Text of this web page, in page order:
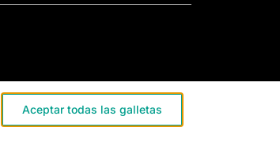
Aceptar todas las galletas